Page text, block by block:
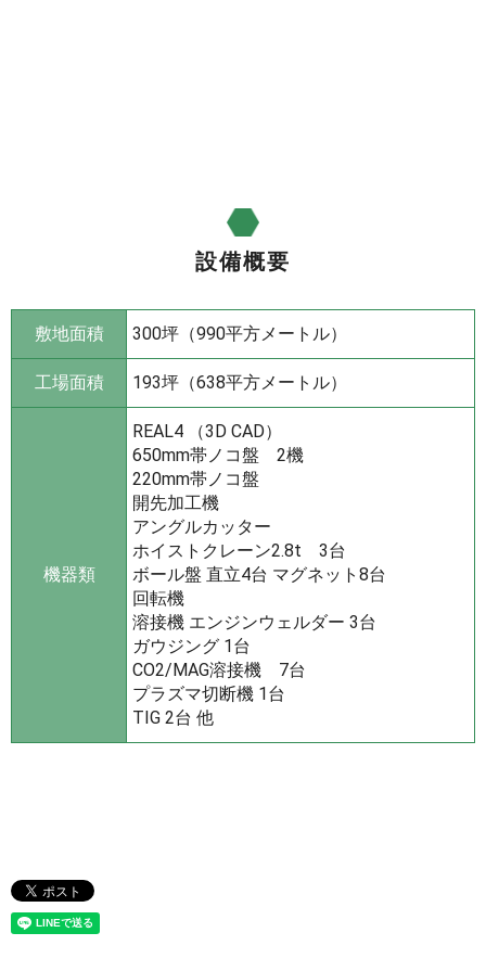
設備概要
敷地面積 300坪（990平方メートル）
工場面積 193坪（638平方メートル）
機器類
REAL4 （3D CAD）
650mm帯ノコ盤 2機
220mm帯ノコ盤
開先加工機
アングルカッター
ホイストクレーン2.8t 3台
ボール盤 直立4台 マグネット8台
回転機
溶接機 エンジンウェルダー 3台
ガウジング 1台
CO2/MAG溶接機 7台
プラズマ切断機 1台
TIG 2台 他